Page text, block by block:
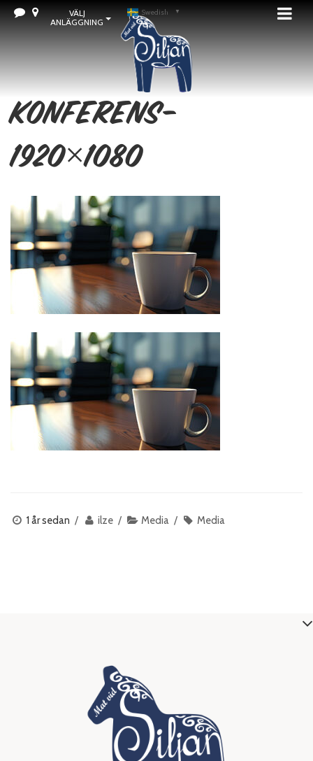
VÄLJ
ANLÄGGNING
Swedish ▼
konferens-
1920×1080
1 år sedan ilze Media Media